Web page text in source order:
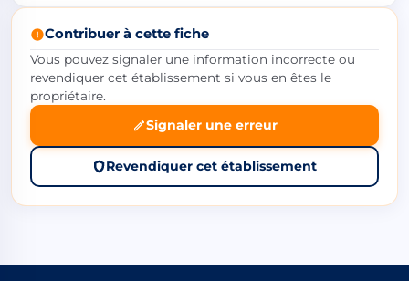
Contribuer à cette fiche
Vous pouvez signaler une information incorrecte ou
revendiquer cet établissement si vous en êtes le
propriétaire.
Signaler une erreur
Revendiquer cet établissement